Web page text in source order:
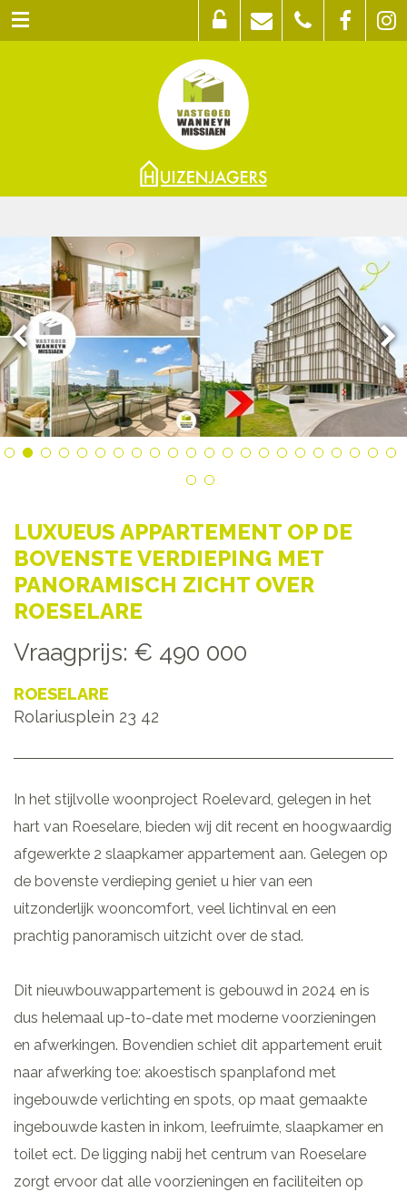
LUXUEUS APPARTEMENT OP DE
BOVENSTE VERDIEPING MET
PANORAMISCH ZICHT OVER
ROESELARE
Vraagprijs: € 490 000
ROESELARE
Rolariusplein 23 42
In het stijlvolle woonproject Roelevard, gelegen in het
hart van Roeselare, bieden wij dit recent en hoogwaardig
afgewerkte 2 slaapkamer appartement aan. Gelegen op
de bovenste verdieping geniet u hier van een
uitzonderlijk wooncomfort, veel lichtinval en een
prachtig panoramisch uitzicht over de stad.
Dit nieuwbouwappartement is gebouwd in 2024 en is
dus helemaal up-to-date met moderne voorzieningen
en afwerkingen. Bovendien schiet dit appartement eruit
naar afwerking toe: akoestisch spanplafond met
ingebouwde verlichting en spots, op maat gemaakte
ingebouwde kasten in inkom, leefruimte, slaapkamer en
toilet ect. De ligging nabij het centrum van Roeselare
zorgt ervoor dat alle voorzieningen en faciliteiten op